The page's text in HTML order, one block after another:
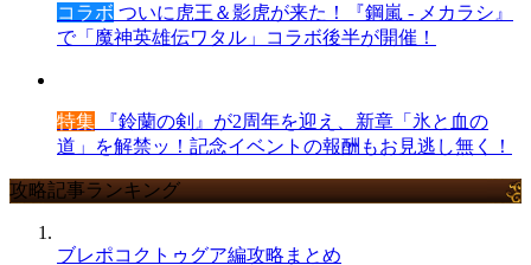
コラボ ついに虎王＆影虎が来た！『鋼嵐 - メカラシ』
で「魔神英雄伝ワタル」コラボ後半が開催！
特集 『鈴蘭の剣』が2周年を迎え、新章「氷と血の
道」を解禁ッ！記念イベントの報酬もお見逃し無く！
攻略記事ランキング
ブレポコクトゥグア編攻略まとめ